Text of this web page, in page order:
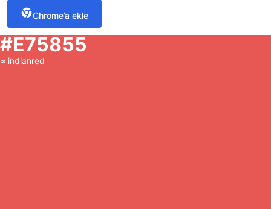
Chrome’a ekle
#E75855
≈ indianred